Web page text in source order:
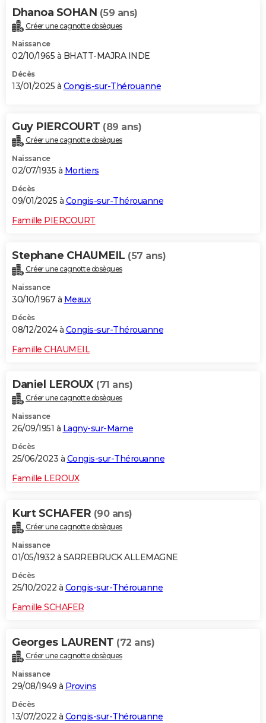
Dhanoa SOHAN (59 ans)
Créer une cagnotte obsèques
Naissance
02/10/1965 à BHATT-MAJRA INDE
Décès
13/01/2025 à Congis-sur-Thérouanne
Guy PIERCOURT (89 ans)
Créer une cagnotte obsèques
Naissance
02/07/1935 à Mortiers
Décès
09/01/2025 à Congis-sur-Thérouanne
Famille PIERCOURT
Stephane CHAUMEIL (57 ans)
Créer une cagnotte obsèques
Naissance
30/10/1967 à Meaux
Décès
08/12/2024 à Congis-sur-Thérouanne
Famille CHAUMEIL
Daniel LEROUX (71 ans)
Créer une cagnotte obsèques
Naissance
26/09/1951 à Lagny-sur-Marne
Décès
25/06/2023 à Congis-sur-Thérouanne
Famille LEROUX
Kurt SCHAFER (90 ans)
Créer une cagnotte obsèques
Naissance
01/05/1932 à SARREBRUCK ALLEMAGNE
Décès
25/10/2022 à Congis-sur-Thérouanne
Famille SCHAFER
Georges LAURENT (72 ans)
Créer une cagnotte obsèques
Naissance
29/08/1949 à Provins
Décès
13/07/2022 à Congis-sur-Thérouanne